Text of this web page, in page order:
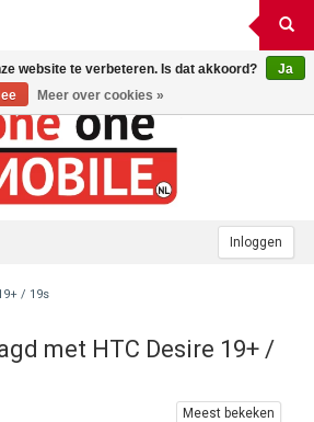
Inloggen
/ 19s
met HTC Desire 19+ /
Meest bekeken
website te verbeteren. Is dat akkoord?
Ja
Meer over cookies »